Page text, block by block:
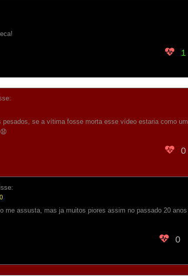
1
pesados, se a vítima fosse morta esse vídeo estaria como um
0
me assusta, mas ja muitos piores assim no passado 20 anos
0